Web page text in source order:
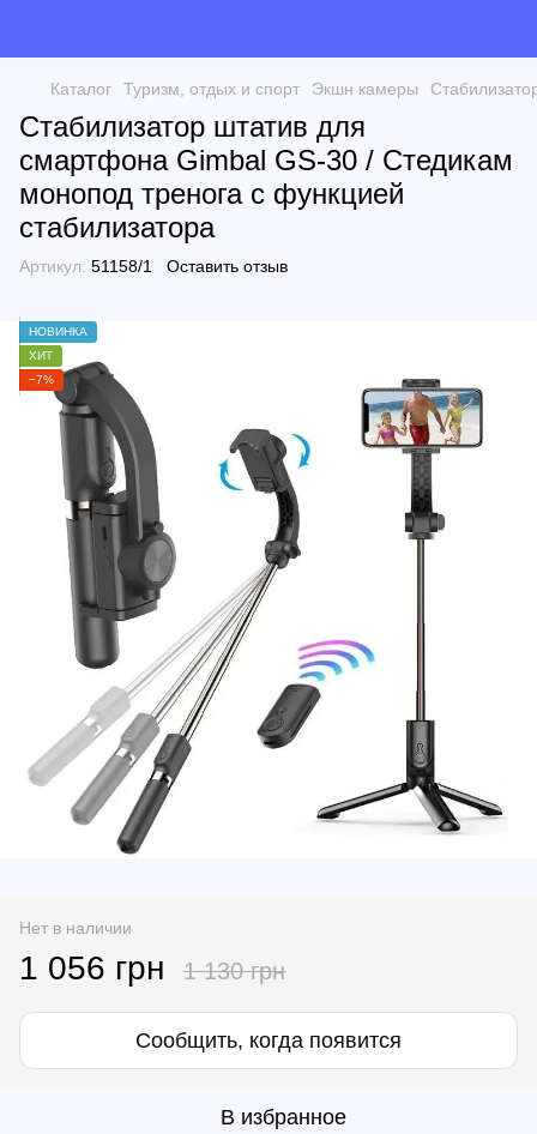
Каталог Туризм, отдых и спорт Экшн камеры
Стабилизатор штатив для
смартфона Gimbal GS-30 / Стедикам
монопод тренога с функцией
стабилизатора
Артикул: 51158/1 Оставить отзыв
НОВИНКА
ХИТ
−7%
Нет в наличии
1 056 грн 1 130 грн
Сообщить, когда появится
В избранное